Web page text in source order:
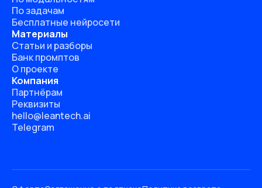
По задачам
Бесплатные нейросети
Материалы
Статьи и разборы
Банк промптов
О проекте
Компания
Партнёрам
Реквизиты
hello@leantech.ai
Telegram